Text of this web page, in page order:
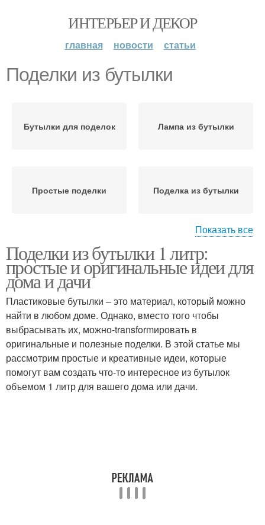
ИНТЕРЬЕР И ДЕКОР
главная новости статьи
Поделки из бутылки
Бутылки для поделок Лампа из бутылки
Простые поделки Поделка из бутылки
Поделки для дачи Поделки из бутылок
Пластиковые бутылки
Бутылки в
изготовлении
Бутылка в полезную
вещь
Новогодний бутылка
Показать все
Поделки из бутылки 1 литр:
простые и оригинальные идеи для
дома и дачи
Пластиковые бутылки – это материал, который можно
найти в любом доме. Однако, вместо того чтобы
выбрасывать их, можно-transformировать в
оригинальные и полезные поделки. В этой статье мы
рассмотрим простые и креативные идеи, которые
помогут вам создать что-то интересное из бутылок
объемом 1 литр для вашего дома или дачи.